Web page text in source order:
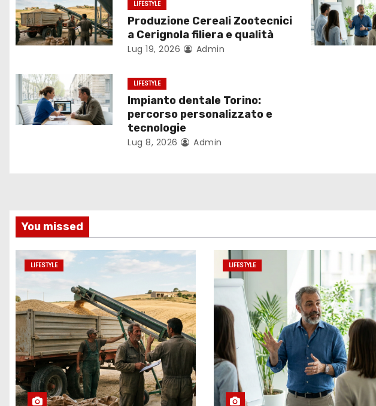
n
e
a
r
t
l
i
LIFESTYLE
Produzione Cereali Zootecnici
a Cerignola filiera e qualità
Lug 19, 2026 Admin
LIFESTYLE
Impianto dentale Torino:
percorso personalizzato e
tecnologie
Lug 8, 2026 Admin
You missed
LIFESTYLE LIFESTYLE